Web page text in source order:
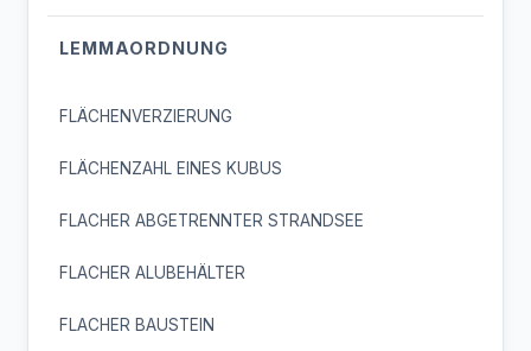
LEMMAORDNUNG
FLÄCHENVERZIERUNG
FLÄCHENZAHL EINES KUBUS
FLACHER ABGETRENNTER STRANDSEE
FLACHER ALUBEHÄLTER
FLACHER BAUSTEIN